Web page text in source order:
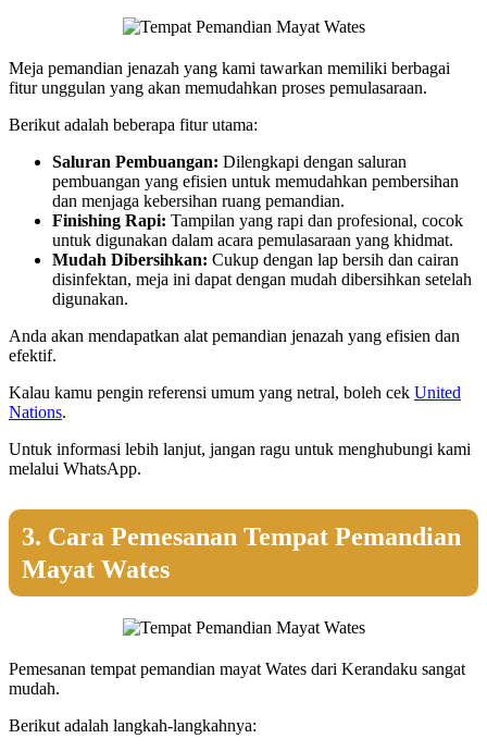
Meja pemandian jenazah yang kami tawarkan memiliki berbagai
fitur unggulan yang akan memudahkan proses pemulasaraan.
Berikut adalah beberapa fitur utama:
Saluran Pembuangan: Dilengkapi dengan saluran
pembuangan yang efisien untuk memudahkan pembersihan
dan menjaga kebersihan ruang pemandian.
Finishing Rapi: Tampilan yang rapi dan profesional, cocok
untuk digunakan dalam acara pemulasaraan yang khidmat.
Mudah Dibersihkan: Cukup dengan lap bersih dan cairan
disinfektan, meja ini dapat dengan mudah dibersihkan setelah
digunakan.
Anda akan mendapatkan alat pemandian jenazah yang efisien dan
efektif.
Kalau kamu pengin referensi umum yang netral, boleh cek United
Nations.
Untuk informasi lebih lanjut, jangan ragu untuk menghubungi kami
melalui WhatsApp.
3. Cara Pemesanan Tempat Pemandian
Mayat Wates
Pemesanan tempat pemandian mayat Wates dari Kerandaku sangat
mudah.
Berikut adalah langkah-langkahnya: